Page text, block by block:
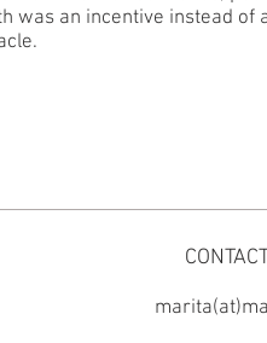
was an incentive instead of